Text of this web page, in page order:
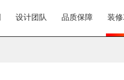
设计团队 品质保障 装